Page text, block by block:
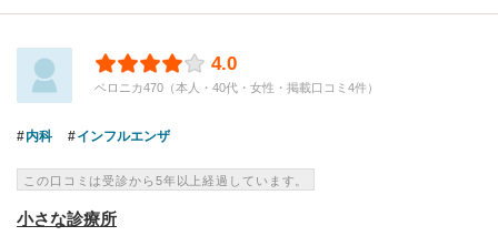
4.0
ベロニカ470（本人・40代・女性・掲載口コミ4件）
内科 インフルエンザ
この口コミは受診から5年以上経過しています。
小さな診療所